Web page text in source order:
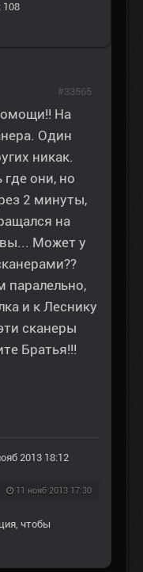
108
На
Один
никак.
они, но
2 минуты,
на
Может у
паралельно,
и к Леснику
сканеры
Братья!!!
2013 18:12
11 нояб 2013 17:30
#33565
, чтобы